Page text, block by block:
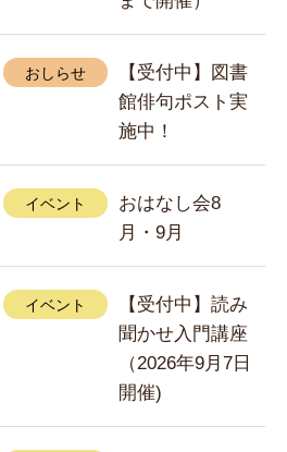
おしらせ
【受付中】図書
館俳句ポスト実
施中！
イベント
おはなし会8
月・9月
イベント
【受付中】読み
聞かせ入門講座
（2026年9月7日
開催)